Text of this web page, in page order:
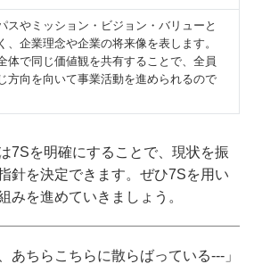
スやミッション・ビジョン・バリューと
、企業理念や企業の将来像を表します。
体で同じ価値観を共有することで、全員
方向を向いて事業活動を進められるので
7Sを明確にすることで、現状を振
針を決定できます。ぜひ7Sを用い
みを進めていきましょう。
あちらこちらに散らばっている---」